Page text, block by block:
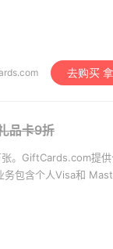
去购买
品卡9折
。GiftCards.com提供
务包含个人Visa和
Home Depot,
海淘攻略】Bobbi
淘折扣预测！